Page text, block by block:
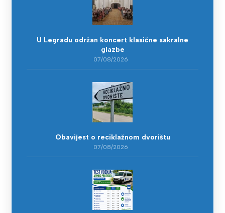
U Legradu održan koncert klasične sakralne
glazbe
07/08/2026
Obavijest o reciklažnom dvorištu
07/08/2026